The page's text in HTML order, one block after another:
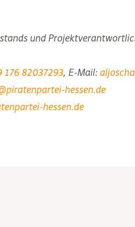
und
176 82037293, E-Mail:
hessen.de
hessen.de